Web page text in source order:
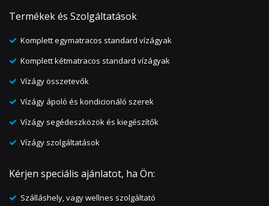
Termékek és Szolgáltatások
Komplett egymatracos standard vízágyak
Komplett kétmatracos standard vízágyak
Vízágy összetevők
Vízágy ápoló és kondicionáló szerek
Vízágy segédeszközök és kiegészítők
Vízágy szolgáltatások
Kérjen speciális ajánlatot, ha Ön:
Szálláshely, vagy wellnes szolgáltató